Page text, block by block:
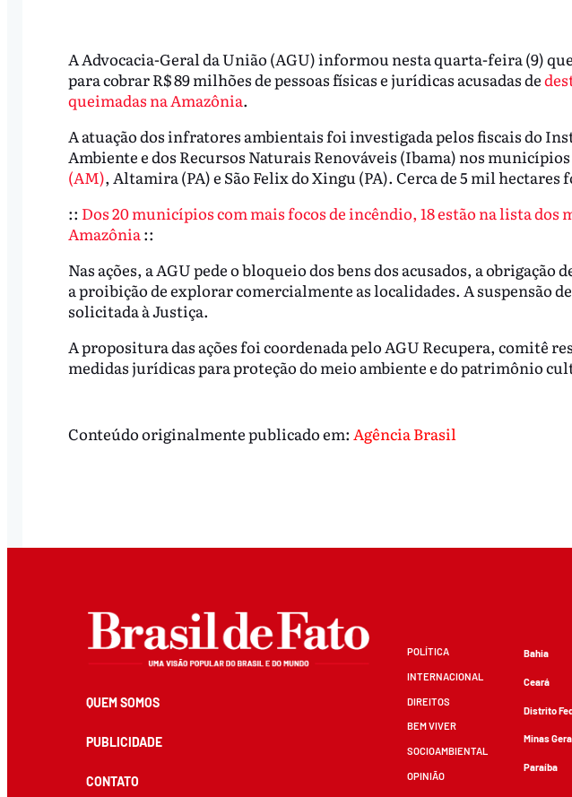
A Advocacia-Geral da União (AGU) informou nesta quarta-feira (9)
para cobrar R$ 89 milhões de pessoas físicas e jurídicas acusadas de
queimadas na Amazônia.
A atuação dos infratores ambientais foi investigada pelos fiscais do
Ambiente e dos Recursos Naturais Renováveis (Ibama) nos municípios
(AM), Altamira (PA) e São Felix do Xingu (PA). Cerca de 5 mil hectares
:: Dos 20 municípios com mais focos de incêndio, 18 estão na lista dos
Amazônia::
Nas ações, a AGU pede o bloqueio dos bens dos acusados, a obrigação
a proibição de explorar comercialmente as localidades. A suspensão
solicitada à Justiça.
A propositura das ações foi coordenada pelo AGU Recupera, comitê
medidas jurídicas para proteção do meio ambiente e do patrimônio
Conteúdo originalmente publicado em: Agência Brasil
QUEM SOMOS
PUBLICIDADE
CONTATO
POLÍTICA
INTERNACIONAL
DIREITOS
BEM VIVER
SOCIOAMBIENTAL
OPINIÃO
Bahia
Ceará
Distrito
Minas
Paraíba